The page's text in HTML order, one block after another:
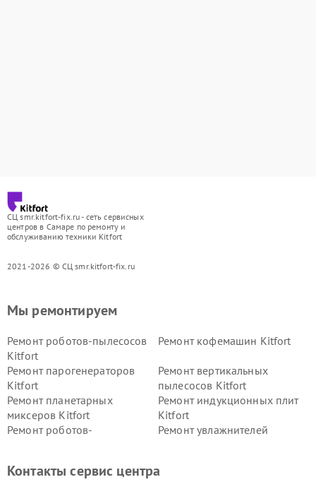
СЦ smr.kitfort-fix.ru - сеть сервисных
центров в Самаре по ремонту и
обслуживанию техники Kitfort
2021-2026 © СЦ smr.kitfort-fix.ru
Мы ремонтируем
Ремонт роботов-пылесосов
Kitfort
Ремонт кофемашин Kitfort
Ремонт парогенераторов
Kitfort
Ремонт вертикальных
пылесосов Kitfort
Ремонт планетарных
миксеров Kitfort
Ремонт индукционных плит
Kitfort
Ремонт роботов-
Ремонт увлажнителей
Kitfort
Kitfort
Контакты сервис центра